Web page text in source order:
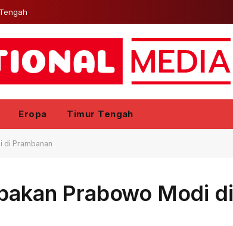
Eropa Timur Tengah
di Prambanan
Prabowo Modi di